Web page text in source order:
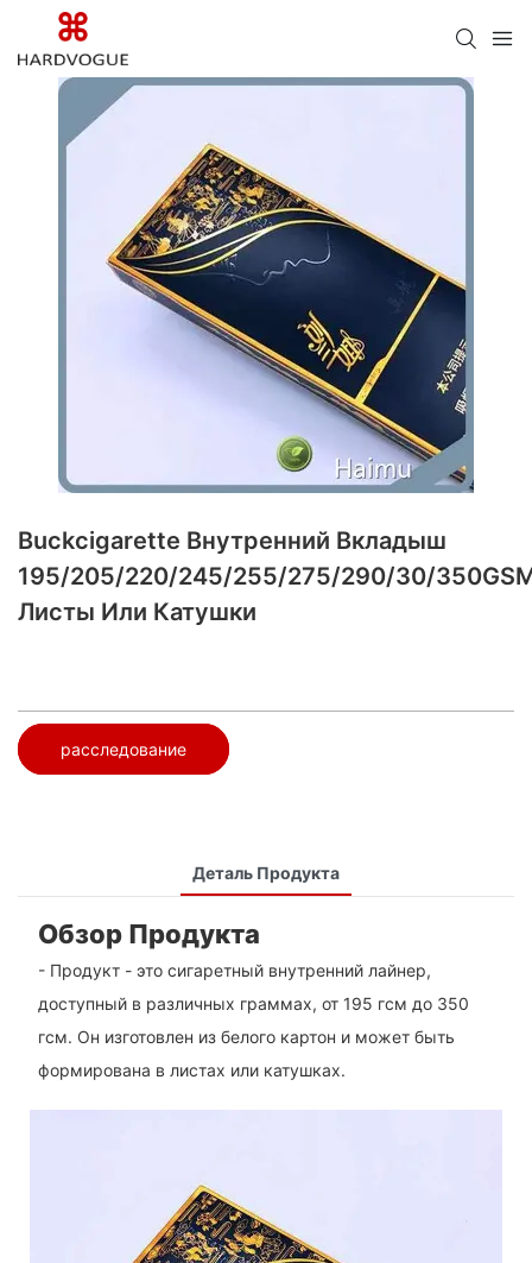
Buckcigarette Внутренний Вкладыш
195/205/220/245/255/275/290/30/
Листы Или Катушки
расследование
Деталь Продукта
Обзор Продукта
- Продукт - это сигаретный внутренний лайнер,
доступный в различных граммах, от 195 гсм до 350
гсм. Он изготовлен из белого картон и может быть
формирована в листах или катушках.